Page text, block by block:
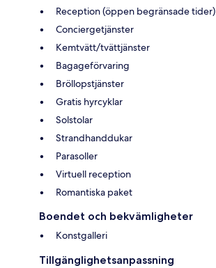
Reception (öppen begränsade tider)
Conciergetjänster
Kemtvätt/tvättjänster
Bagageförvaring
Bröllopstjänster
Gratis hyrcyklar
Solstolar
Strandhanddukar
Parasoller
Virtuell reception
Romantiska paket
Boendet och bekvämligheter
Konstgalleri
Tillgänglighetsanpassning